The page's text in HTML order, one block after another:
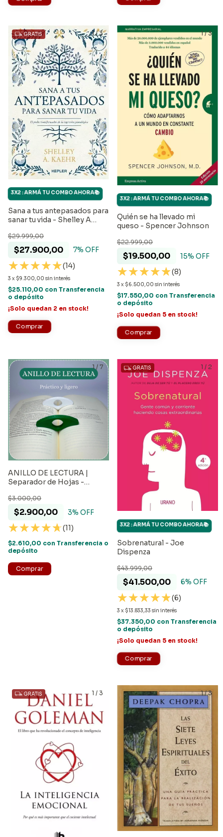
1/3
GRATIS
Sana a tus antepasados para
sanar tu vida - Shelley A
$27.900,00
$29.999,00
7% OFF
(14)
3 x $9.300,00 sin interés
3X2 : ARMÁ TU COMBO AHORA📚
$25.110,00 con Transferencia
o depósito
¡Solo quedan 2 en stock!
1/3
Quién se ha llevado mi
queso - Spencer Johnson
$19.500,00
$22.999,00
15% OFF
(8)
3 x $6.500,00 sin interés
3X2 : ARMÁ TU COMBO AHORA📚
$17.550,00 con Transferencia
o depósito
¡Solo quedan 5 en stock!
1/ 7
ANILLO DE LECTURA |
Separador de Hojas -
$2.900,00
$3.000,00
3% OFF
(11)
$2.610,00 con Transferencia o
depósito
Comprar
1 / 2
GRATIS
Sobrenatural - Joe
Dispenza
$41.500,00
$43.999,00
6% OFF
(6)
3 x $13.833,33 sin interés
3X2 : ARMÁ TU COMBO AHORA📚
$37.350,00 con Transferencia
o depósito
¡Solo quedan 5 en stock!
1 / 3
GRATIS 1/3